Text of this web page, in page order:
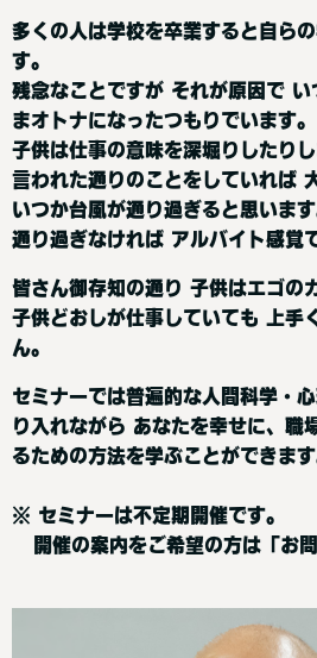
多くの人は学校を卒業すると自ら
す。
残念なことですが それが原因で い
まオトナになったつもりでいます。
子供は仕事の意味を深堀りしたりし
言われた通りのことをしていれば
いつか台風が通り過ぎると思います
通り過ぎなければ アルバイト感覚
皆さん御存知の通り 子供はエゴの
子供どおしが仕事していても 上手
ん。
セミナーでは普遍的な人間科学・
り入れながら あなたを幸せに、職
るための方法を学ぶことができます
※ セミナーは不定期開催です。
開催の案内をご希望の方は「お